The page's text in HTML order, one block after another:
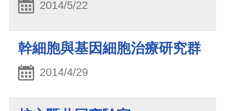
2014/5/22
幹細胞與基因細胞治療研究群
2014/4/29